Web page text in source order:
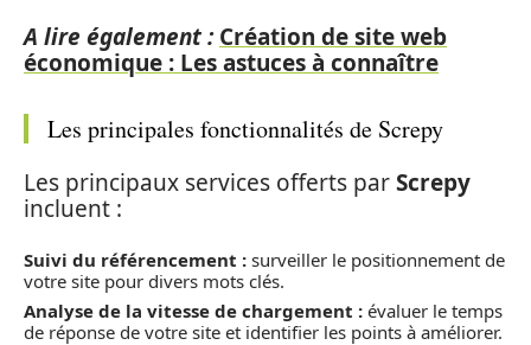
A lire également : Création de site web
économique : Les astuces à connaître
Les principales fonctionnalités de Screpy
Les principaux services offerts parScrepy
incluent :
Suivi du référencement : surveiller le positionnement de
votre site pour divers mots clés.
Analyse de la vitesse de chargement : évaluer le temps
de réponse de votre site et identifier les points à améliorer.